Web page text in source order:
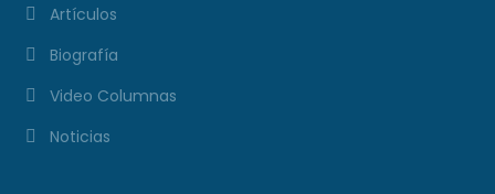
Artículos
Biografía
Video Columnas
Noticias